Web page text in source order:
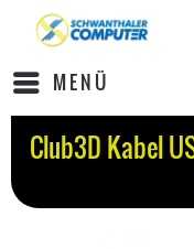
MENÜ
Club3D Kabel